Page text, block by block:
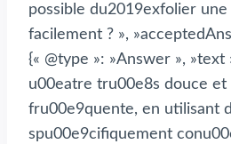
possible du2019exfolier
facilement ? »,
{« @type »: »Answer », »text
u00eatre tru00e8s douce et
fru00e9quente, en utilisant
spu00e9cifiquement